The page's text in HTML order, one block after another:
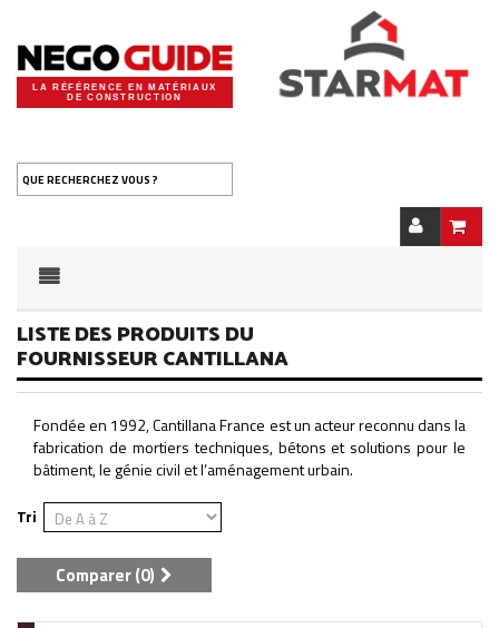
LA RÉFÉRENCE EN MATÉRIAUX
DE CONSTRUCTION
QUE RECHERCHEZ VOUS ?
LISTE DES PRODUITS DU
FOURNISSEUR CANTILLANA
Fondée en 1992, Cantillana France est un acteur reconnu dans la
fabrication de mortiers techniques, bétons et solutions pour le
bâtiment, le génie civil et l’aménagement urbain.
Tri
Comparer (0)